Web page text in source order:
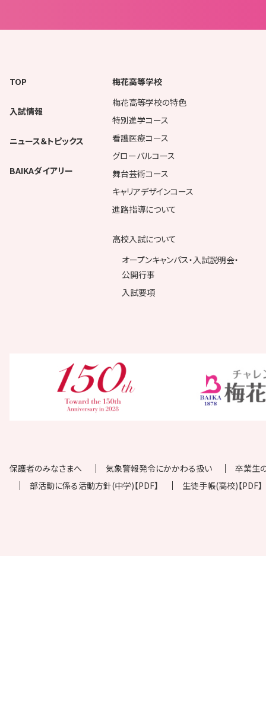
TOP
入試情報
ニュース＆トピックス
BAIKAダイアリー
梅花高等学校
梅花高等学校の特色
特別進学コース
看護医療コース
グローバルコース
舞台芸術コース
キャリアデザインコース
進路指導について
高校入試について
オープンキャンパス・入試説明会・
公開行事
入試要項
保護者のみなさまへ 気象警報発令にかかわる扱い
卒業生
部活動に係る活動方針(中学)【PDF】
生徒手帳(高校)【PDF】